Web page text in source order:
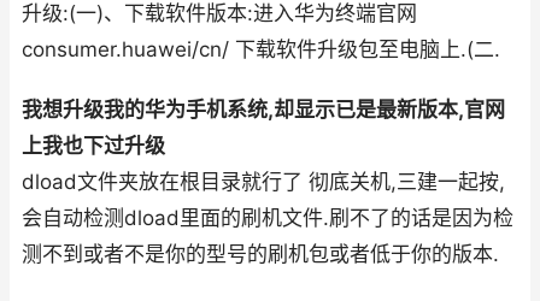
升级:(一)、下载软件版本:进入华为终端官网
consumer.huawei/cn/ 下载软件升级包至电脑上.(二.
我想升级我的华为手机系统,却显示已是最新版本,官网
上我也下过升级
dload文件夹放在根目录就行了 彻底关机,三建一起按,
会自动检测dload里面的刷机文件.刷不了的话是因为检
测不到或者不是你的型号的刷机包或者低于你的版本.